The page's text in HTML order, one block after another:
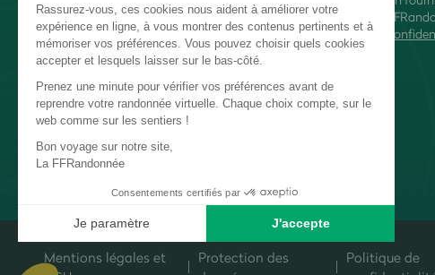
Mentions légales et
Protection des
Politique de
Rassurez-vous, ces cookies nous aident à améliorer votre
expérience en ligne, à vous montrer des contenus pertinents et à
mémoriser vos préférences. Vous pouvez choisir quels cookies
accepter et lesquels laisser sur le bas-côté.
Prenez une minute pour vérifier vos préférences avant de
reprendre votre randonnée virtuelle. Chaque choix compte, sur le
web comme sur les sentiers !
Bon voyage sur notre site,
La FFRandonnée
Consentements certifiés par
Je paramètre
J'accepte
Axeptio consent
Plateforme de Gestion du Consentement : Personnalisez vos Options
Notre plateforme vous permet d'adapter et de gérer vos paramètres de